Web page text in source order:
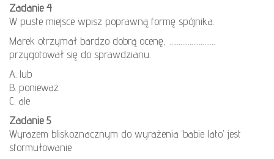
Zadanie 4
W puste miejsce wpisz poprawną formę spójnika.
Marek otrzymał bardzo dobrą ocenę, …………………….
przygotował się do sprawdzianu.
A. lub
B. ponieważ
C. ale
Zadanie 5
Wyrazem bliskoznacznym do wyrażenia ‘babie lato’ jest
sformułowanie